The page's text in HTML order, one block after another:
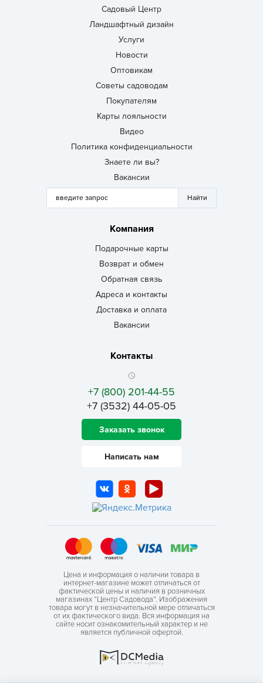
Садовый Центр
Ландшафтный дизайн
Услуги
Новости
Оптовикам
Советы садоводам
Покупателям
Карты лояльности
Видео
Политика конфиденциальности
Знаете ли вы?
Вакансии
Компания
Подарочные карты
Возврат и обмен
Обратная связь
Адреса и контакты
Доставка и оплата
Вакансии
Контакты
+7 (800) 201-44-55
+7 (3532) 44-05-05
Заказать звонок
Написать нам
Цена и информация о наличии товара в
интернет-магазине может отличаться от
фактической цены и наличия в розничных
магазинах “Центр Садовода”. Изображения
товара могут в незначительной мере отличаться
от их фактического вида. Вся информация на
сайте носит ознакомительный характер и не
является публичной офертой.